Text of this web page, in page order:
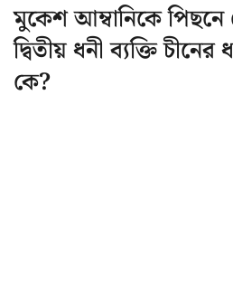
মুকেশ আম্বানিকে
দ্বিতীয় ধনী ব্যক্তি
কে?